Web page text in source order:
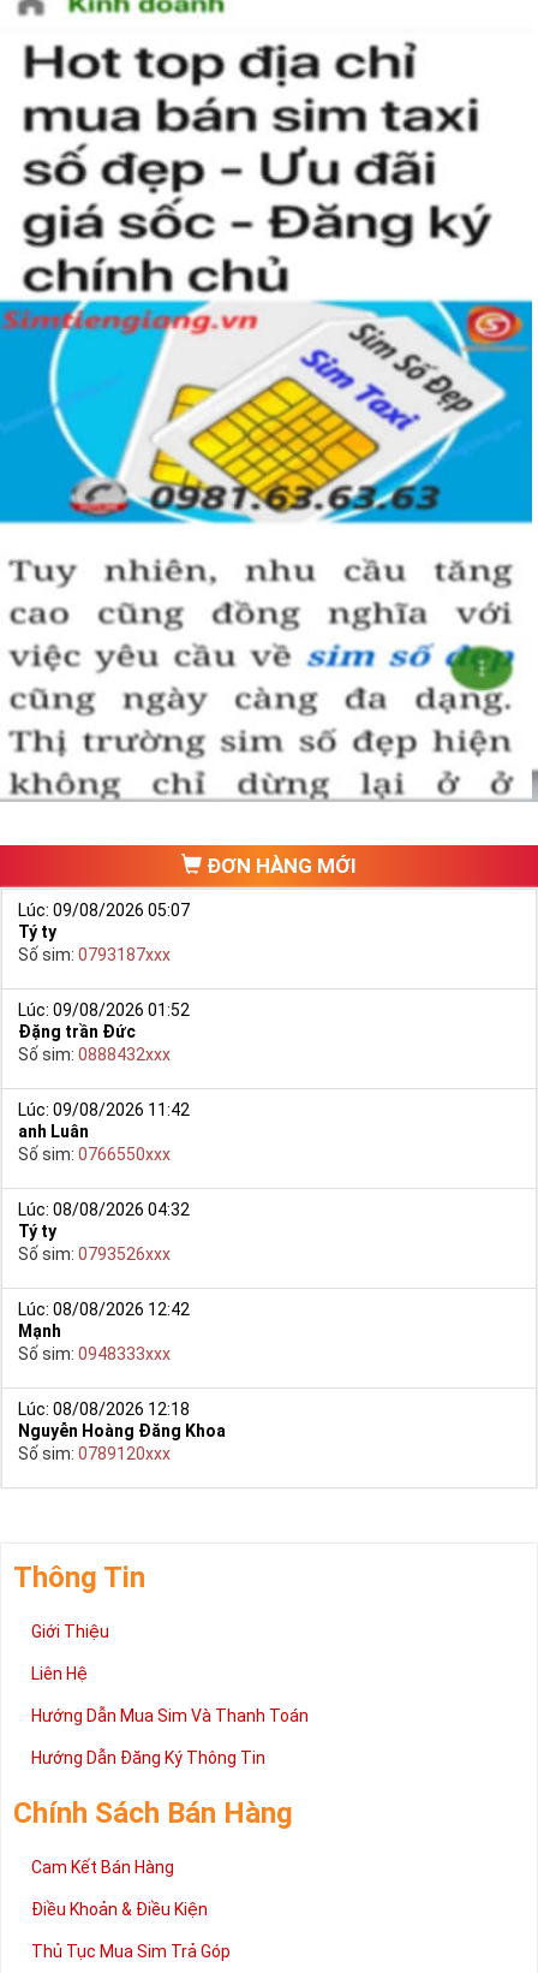
ĐƠN HÀNG MỚI
Lúc: 09/08/2026 05:07
Tý ty
Số sim: 0793187xxx
Lúc: 09/08/2026 01:52
Đặng trần Đức
Số sim: 0888432xxx
Lúc: 09/08/2026 11:42
anh Luân
Số sim: 0766550xxx
Lúc: 08/08/2026 04:32
Tý ty
Số sim: 0793526xxx
Lúc: 08/08/2026 12:42
Mạnh
Số sim: 0948333xxx
Lúc: 08/08/2026 12:18
Nguyễn Hoàng Đăng Khoa
Số sim: 0789120xxx
Thông Tin
Giới Thiệu
Liên Hệ
Hướng Dẫn Mua Sim Và Thanh Toán
Hướng Dẫn Đăng Ký Thông Tin
Chính Sách Bán Hàng
Cam Kết Bán Hàng
Điều Khoản & Điều Kiện
Thủ Tục Mua Sim Trả Góp